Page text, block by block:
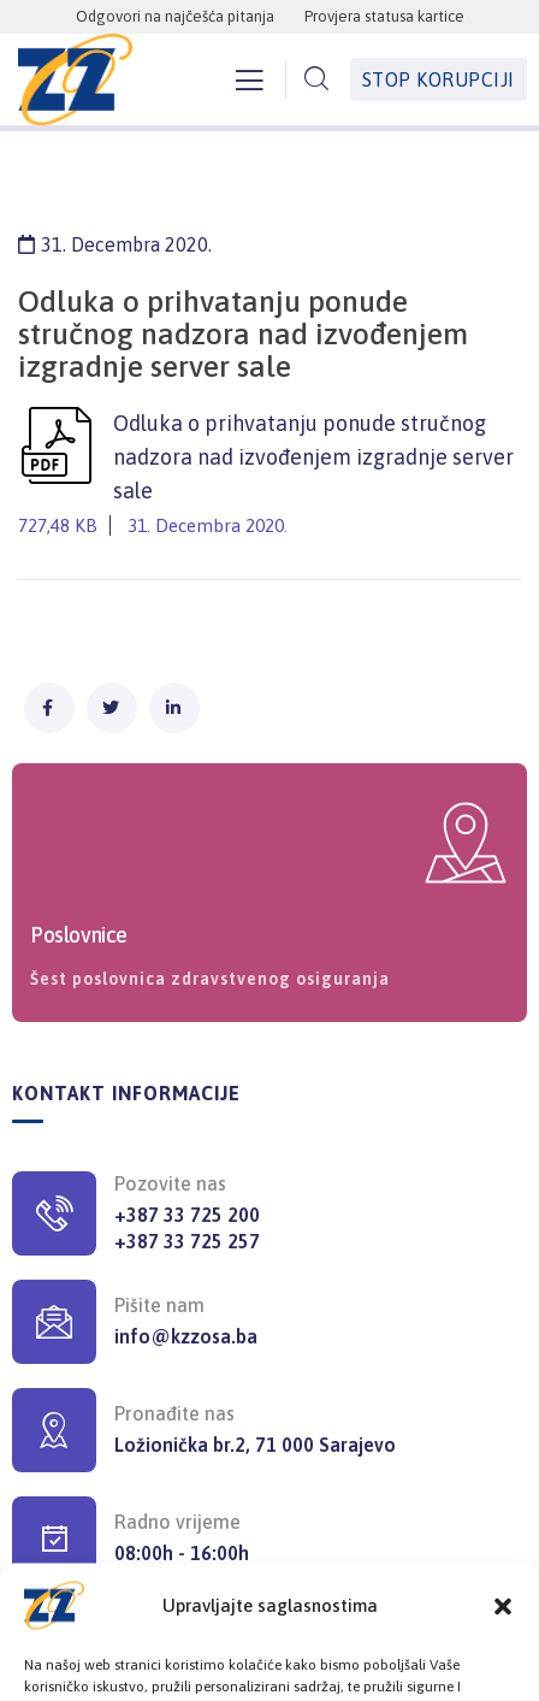
Upravljajte saglasnostima
Na našoj web stranici koristimo kolačiće kako bismo poboljšali Vaše
korisničko iskustvo, pružili personalizirani sadržaj, te pružili sigurne I
Odgovori na najčešća pitanja Provjera statusa kartice
STOP KORUPCIJI
31. Decembra 2020.
Odluka o prihvatanju ponude
stručnog nadzora nad izvođenjem
izgradnje server sale
Odluka o prihvatanju ponude stručnog
nadzora nad izvođenjem izgradnje server
sale
727,48 KB 31. Decembra 2020.
Poslovnice
Šest poslovnica zdravstvenog osiguranja
KONTAKT INFORMACIJE
Pozovite nas
+387 33 725 200
+387 33 725 257
Pišite nam
info@kzzosa.ba
Pronađite nas
Ložionička br.2, 71 000 Sarajevo
Radno vrijeme
08:00h - 16:00h